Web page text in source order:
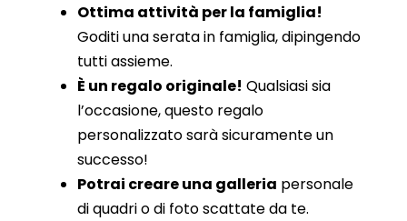
Ottima attività per la famiglia!
Goditi una serata in famiglia, dipingendo
tutti assieme.
È un regalo originale! Qualsiasi sia
l’occasione, questo regalo
personalizzato sarà sicuramente un
successo!
Potrai creare una galleria personale
di quadri o di foto scattate da te.